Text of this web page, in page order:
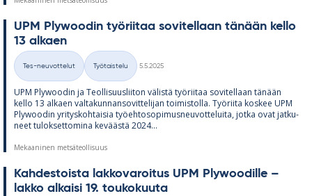
UPM Plywoo­din työ­rii­taa so­vi­tel­laan tä­nään kello
13 al­kaen
Kategoriat
Tes-neuvottelut Työtaistelu
5.5.2025
UPM Plywoo­din ja Teol­li­suus­lii­ton vä­listä työ­rii­taa so­vi­tel­laan tä­nään
kello 13 al­kaen val­ta­kun­nan­so­vit­te­li­jan toi­mis­tolla. Työ­riita kos­kee UPM
Plywoo­din yri­tys­koh­tai­sia työ­eh­to­so­pi­mus­neu­vot­te­luita, jotka ovat jat­ku­
neet tu­lok­set­to­mina ke­väästä 2024...
Mekaaninen metsäteollisuus
Kah­des­toista lak­ko­va­roi­tus UPM Plywoo­dille –
lakko al­kaisi 19. tou­ko­kuuta